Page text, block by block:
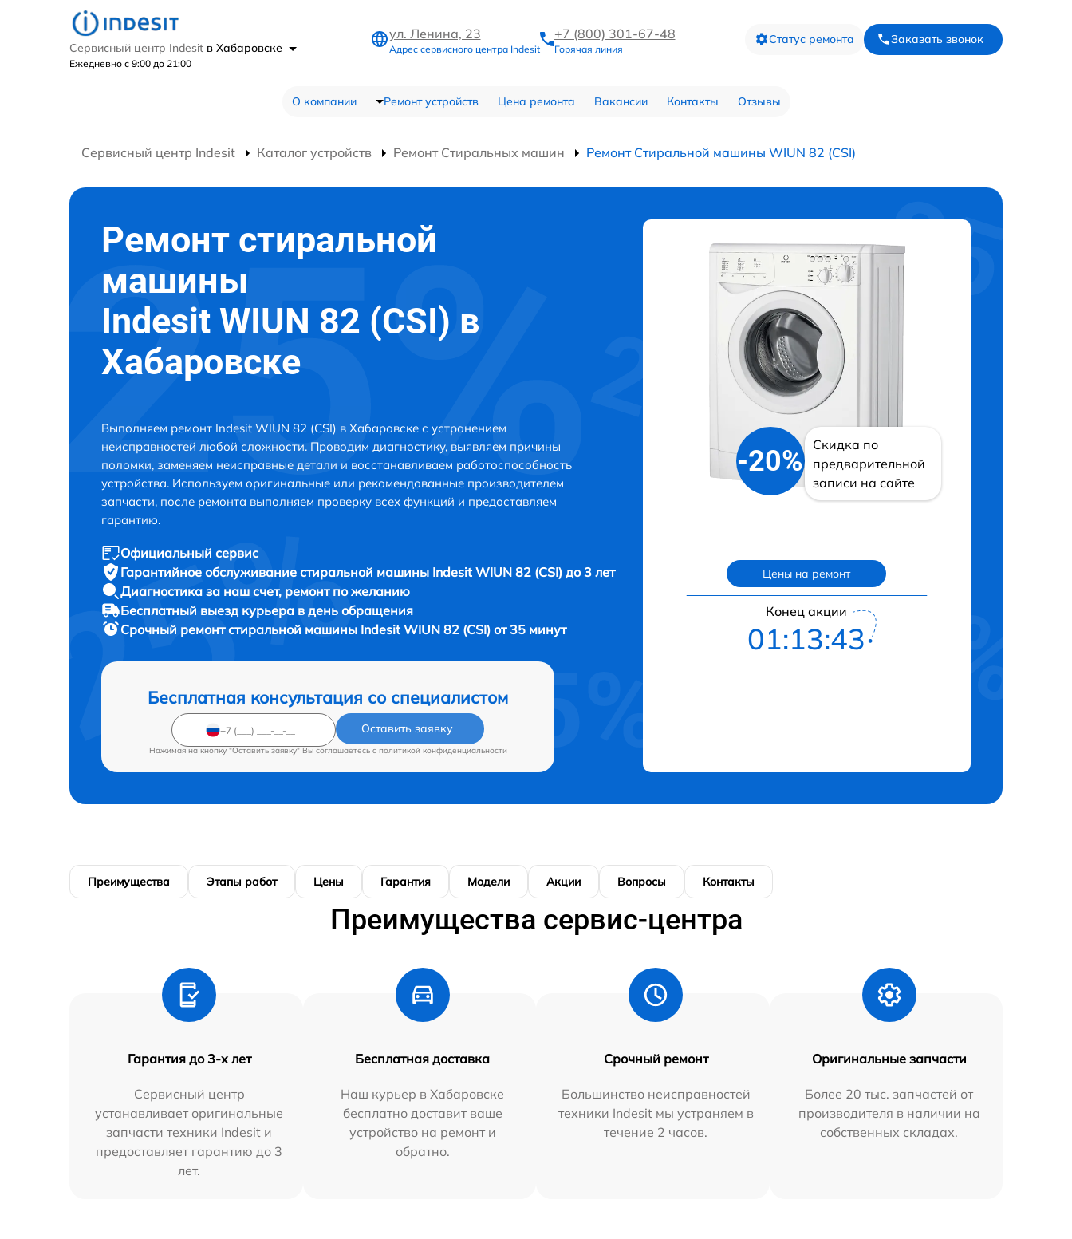
Сервисный центр Indesit в Хабаровске
Ежедневно с 9:00 до 21:00
ул. Ленина, 23
Адрес сервисного центра Indesit
+7 (800) 301-67-48
Горячая линия
Статус ремонта Заказать звонок
О компании Ремонт устройств Цена ремонта Вакансии Контакты Отзывы
Сервисный центр Indesit Каталог устройств Ремонт Стиральных машин Ремонт Стиральной машины WIUN 82 (CSI)
Ремонт стиральной
машины
Indesit WIUN 82 (CSI) в
Хабаровске
Выполняем ремонт Indesit WIUN 82 (CSI) в Хабаровске с устранением
неисправностей любой сложности. Проводим диагностику, выявляем причины
поломки, заменяем неисправные детали и восстанавливаем работоспособность
устройства. Используем оригинальные или рекомендованные производителем
запчасти, после ремонта выполняем проверку всех функций и предоставляем
гарантию.
Официальный сервис
Гарантийное обслуживание стиральной машины Indesit WIUN 82 (CSI) до 3 лет
Диагностика за наш счет, ремонт по желанию
Бесплатный выезд курьера в день обращения
Срочный ремонтстиральной машины Indesit WIUN 82 (CSI) от 35 минут
Бесплатная консультация со специалистом
Оставить заявку
Нажимая на кнопку "Оставить заявку" Вы соглашаетесь c политикой конфиденциальности
-20%
Скидка по
предварительной
записи на сайте
Цены на ремонт
Конец акции
01:13:42
Преимущества Этапы работ Цены Гарантия Модели Акции Вопросы Контакты
Преимущества сервис-центра
Гарантия до 3-х лет
Сервисный центр
устанавливает оригинальные
запчасти техники Indesit и
предоставляет гарантию до 3
лет.
Бесплатная доставка
Наш курьер в Хабаровске
бесплатно доставит ваше
устройство на ремонт и
обратно.
Срочный ремонт
Большинство неисправностей
техники Indesit мы устраняем в
течение 2 часов.
Оригинальные запчасти
Более 20 тыс. запчастей от
производителя в наличии на
собственных складах.